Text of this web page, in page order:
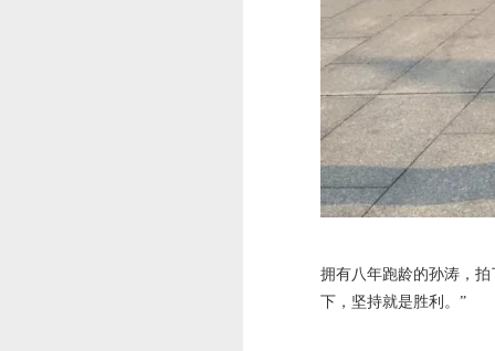
拥有八年跑龄的孙涛，
下，坚持就是胜利。”